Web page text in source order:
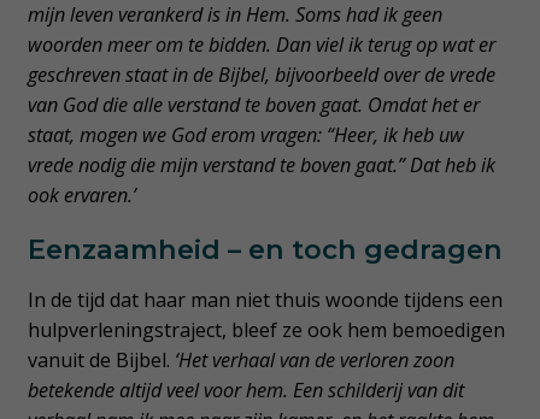
mijn leven verankerd is in Hem. Soms had ik geen
woorden meer om te bidden. Dan viel ik terug op wat er
geschreven staat in de Bijbel, bijvoorbeeld over de vrede
van God die alle verstand te boven gaat. Omdat het er
staat, mogen we God erom vragen: “Heer, ik heb uw
vrede nodig die mijn verstand te boven gaat.” Dat heb ik
ook ervaren.’
Eenzaamheid – en toch gedragen
In de tijd dat haar man niet thuis woonde tijdens een
hulpverleningstraject, bleef ze ook hem bemoedigen
vanuit de Bijbel. ‘Het verhaal van de verloren zoon
betekende altijd veel voor hem. Een schilderij van dit